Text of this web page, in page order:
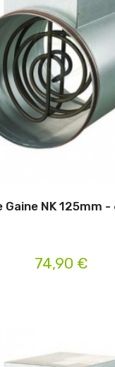
NK 125mm -
74,90 €